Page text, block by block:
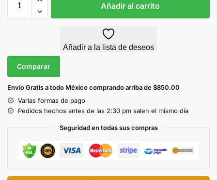
Añadir al carrito
Añadir a la lista de deseos
Comparar
Envío Gratis a todo México comprando arriba de $850.00
Varias formas de pago
Pedidos hechos antes de las 2:30 pm salen el mismo día
Seguridad en todas sus compras